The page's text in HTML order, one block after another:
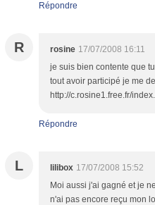
Répondre
R rosine 17/07/2008 16:11
je suis bien contente que
tout avoir participé je me
http://c.rosine1.free.fr/
Répondre
L lilibox 17/07/2008 15:52
Moi aussi j'ai gagné et je
n'ai pas encore reçu mon